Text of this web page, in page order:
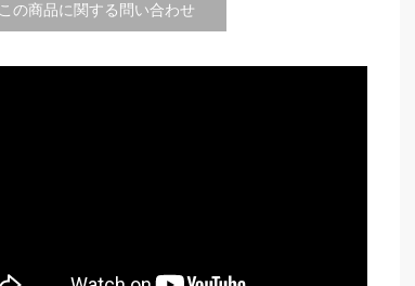
この商品に関する問い合わせ